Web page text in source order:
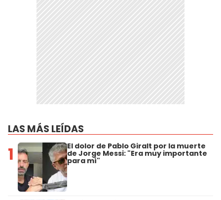
LAS MÁS LEÍDAS
1 El dolor de Pablo Giralt por la muerte
de Jorge Messi: "Era muy importante
para mí"